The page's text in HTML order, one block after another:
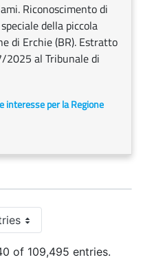
Riconoscimento di
della piccola
di Erchie (BR). Estratto
2025 al Tribunale di
interesse per la Regione
Page
of 109,495 entries.